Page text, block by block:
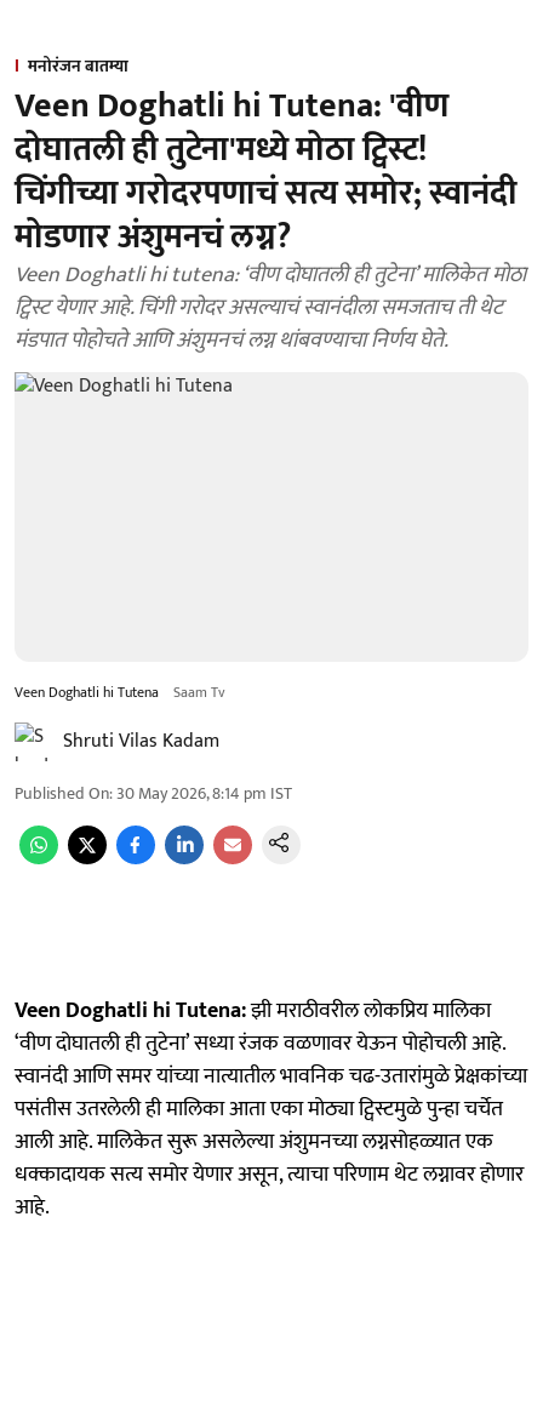
मनोरंजन बातम्या
Veen Doghatli hi Tutena: 'वीण
दोघातली ही तुटेना'मध्ये मोठा ट्विस्ट!
चिंगीच्या गरोदरपणाचं सत्य समोर; स्वानंदी
मोडणार अंशुमनचं लग्न?
Veen Doghatli hi tutena: ‘वीण दोघातली ही तुटेना’ मालिकेत मोठा
ट्विस्ट येणार आहे. चिंगी गरोदर असल्याचं स्वानंदीला समजताच ती थेट
मंडपात पोहोचते आणि अंशुमनचं लग्न थांबवण्याचा निर्णय घेते.
Veen Doghatli hi Tutena Saam Tv
Shruti Vilas Kadam
Published On:30 May 2026, 8:14 pm IST
Veen Doghatli hi Tutena:झी मराठीवरील लोकप्रिय मालिका
‘वीण दोघातली ही तुटेना’ सध्या रंजक वळणावर येऊन पोहोचली आहे.
स्वानंदी आणि समर यांच्या नात्यातील भावनिक चढ-उतारांमुळे प्रेक्षकांच्या
पसंतीस उतरलेली ही मालिका आता एका मोठ्या ट्विस्टमुळे पुन्हा चर्चेत
आली आहे. मालिकेत सुरू असलेल्या अंशुमनच्या लग्नसोहळ्यात एक
धक्कादायक सत्य समोर येणार असून, त्याचा परिणाम थेट लग्नावर होणार
आहे.